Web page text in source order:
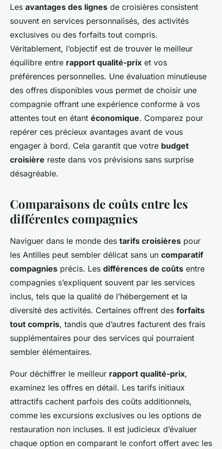
Les avantages des lignes de croisières consistent
souvent en services personnalisés, des activités
exclusives ou des forfaits tout compris.
Véritablement, l’objectif est de trouver le meilleur
équilibre entre rapport qualité-prix et vos
préférences personnelles. Une évaluation minutieuse
des offres disponibles vous permet de choisir une
compagnie offrant une expérience conforme à vos
attentes tout en étant économique. Comparez pour
repérer ces précieux avantages avant de vous
engager à bord. Cela garantit que votre budget
croisière reste dans vos prévisions sans surprise
désagréable.
Comparaisons de coûts entre les
différentes compagnies
Naviguer dans le monde des tarifs croisières pour
les Antilles peut sembler délicat sans un comparatif
compagnies précis. Les différences de coûts entre
compagnies s’expliquent souvent par les services
inclus, tels que la qualité de l’hébergement et la
diversité des activités. Certaines offrent des forfaits
tout compris, tandis que d’autres facturent des frais
supplémentaires pour des services qui pourraient
sembler élémentaires.
Pour déchiffrer le meilleur rapport qualité-prix,
examinez les offres en détail. Les tarifs initiaux
attractifs cachent parfois des coûts additionnels,
comme les excursions exclusives ou les options de
restauration non incluses. Il est judicieux d’évaluer
chaque option en comparant le confort offert avec les